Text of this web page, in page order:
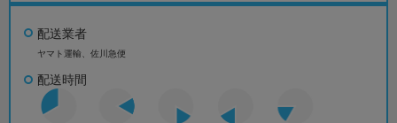
配送業者
ヤマト運輸、佐川急便
配送時間